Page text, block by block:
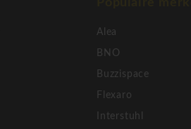
Alea
BNO
Buzzispace
Flexaro
Interstuhl